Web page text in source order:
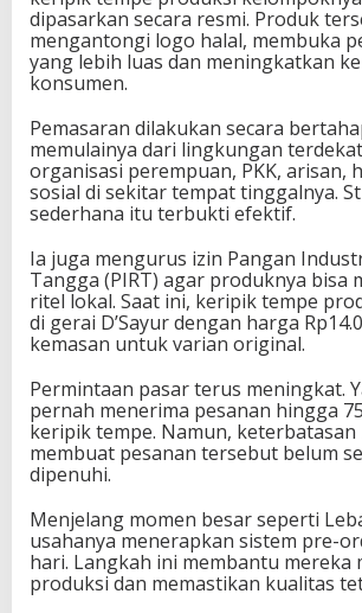
dipasarkan secara resmi. Produk
mengantongi logo halal, membuka
yang lebih luas dan meningkatkan
konsumen.
Pemasaran dilakukan secara
memulainya dari lingkungan
organisasi perempuan, PKK, arisan,
sosial di sekitar tempat tinggalnya.
sederhana itu terbukti efektif.
Ia juga mengurus izin Pangan
Tangga (PIRT) agar produknya bisa
ritel lokal. Saat ini, keripik tempe
di gerai D’Sayur dengan harga
kemasan untuk varian original.
Permintaan pasar terus meningkat.
pernah menerima pesanan hingga
keripik tempe. Namun, keterbatasan
membuat pesanan tersebut belum
dipenuhi.
Menjelang momen besar seperti
usahanya menerapkan sistem pre-
hari. Langkah ini membantu mereka
produksi dan memastikan kualitas